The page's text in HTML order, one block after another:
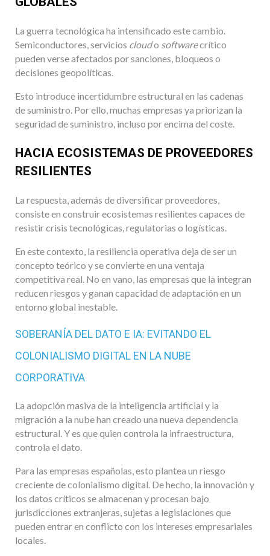
La guerra tecnológica ha intensificado este cambio.
Semiconductores, servicios cloudo softwarecrítico
pueden verse afectados por sanciones, bloqueos o
decisiones geopolíticas.
Esto introduce incertidumbre estructural en las cadenas
de suministro. Por ello, muchas empresas ya priorizan la
seguridad de suministro, incluso por encima del coste.
HACIA ECOSISTEMAS DE PROVEEDORES
RESILIENTES
La respuesta, además de diversificar proveedores,
consiste en construir ecosistemas resilientes capaces de
resistir crisis tecnológicas, regulatorias o logísticas.
En este contexto, la resiliencia operativa deja de ser un
concepto teórico y se convierte en una ventaja
competitiva real. No en vano, las empresas que la integran
reducen riesgos y ganan capacidad de adaptación en un
entorno global inestable.
SOBERANÍA DEL DATO E IA: EVITANDO EL
COLONIALISMO DIGITAL EN LA NUBE
CORPORATIVA
La adopción masiva de la inteligencia artificial y la
migración a la nube han creado una nueva dependencia
estructural. Y es que quien controla la infraestructura,
controla el dato.
Para las empresas españolas, esto plantea un riesgo
creciente de colonialismo digital. De hecho, la innovación y
los datos críticos se almacenan y procesan bajo
jurisdicciones extranjeras, sujetas a legislaciones que
pueden entrar en conflicto con los intereses empresariales
locales.